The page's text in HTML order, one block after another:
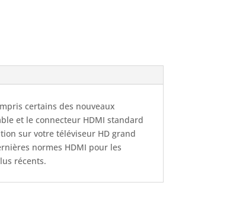
certains des nouveaux
et le connecteur HDMI standard
sur votre téléviseur HD grand
normes HDMI pour les
récents.